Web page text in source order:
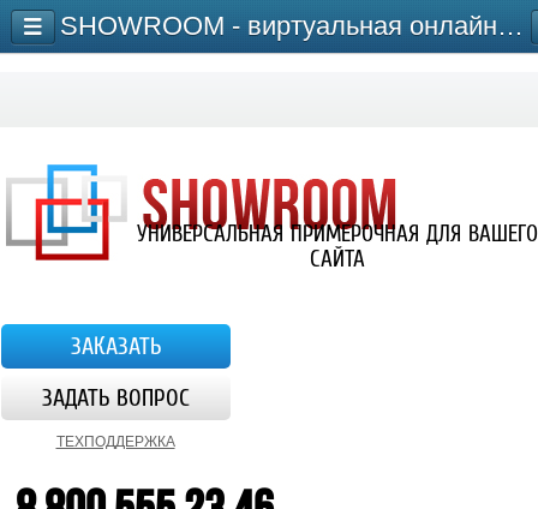
УНИВЕРСАЛЬНАЯ ПРИМЕРОЧНАЯ ДЛЯ ВАШЕГО
САЙТА
ЗАКАЗАТЬ
ЗАДАТЬ ВОПРОС
ТЕХПОДДЕРЖКА
SHOWROOM - виртуальная онлайн-примерочная для сайта